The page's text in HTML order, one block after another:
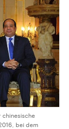
chinesische
bei dem